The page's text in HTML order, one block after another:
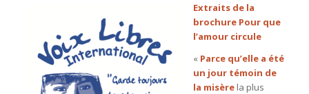
Extraits de la
brochure Pour que
l’amour circule
« Parce qu’elle a été
un jour témoin de
la misèrela plus